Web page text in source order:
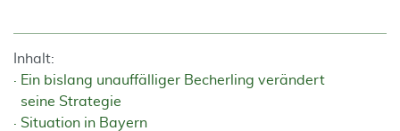
Inhalt:
Ein bislang unauffälliger Becherling verändert
seine Strategie
Situation in Bayern